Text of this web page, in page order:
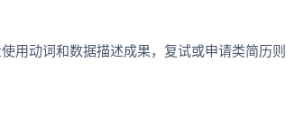
用动词和数据描述成果，复试或申请类简历则